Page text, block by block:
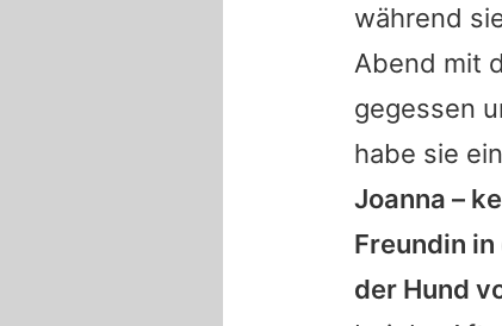
während
Abend mit
gegessen
habe sie
Joanna –
Freundin
der Hund